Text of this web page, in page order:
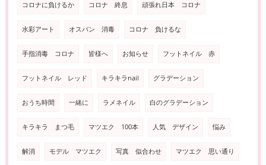
コロナに負けるか コロナ 終息 頑張れ日本 コロナ
水彩アート オスバン 消毒 コロナ 負けるな
手指消毒 コロナ 皆様へ お知らせ フットネイル 赤
フットネイル レッド キラキラnail グラデーション
おうち時間 一緒に ラメネイル 白のグラデーション
キラキラ まつ毛 マツエク 100本 人気 デザイン 悩み
解消 モデル マツエク 写真 似合わせ マツエク 思い通り